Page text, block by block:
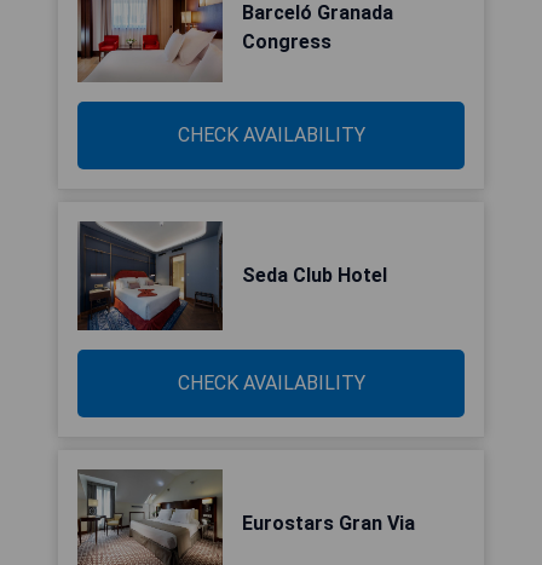
Barceló Granada
Congress
CHECK AVAILABILITY
Seda Club Hotel
CHECK AVAILABILITY
Eurostars Gran Via